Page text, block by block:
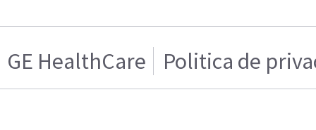
GE HealthCare Politica de